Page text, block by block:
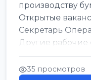
производству
Открытые
Секретарь
Другие рабочие
Организов...
35 просмотров